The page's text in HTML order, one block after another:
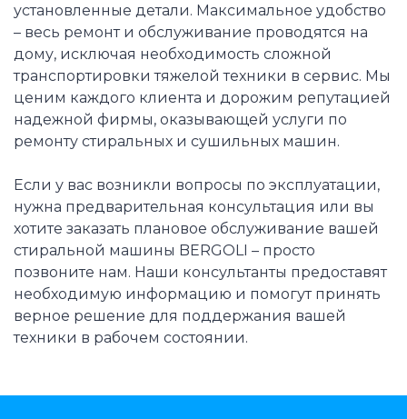
установленные детали. Максимальное удобство
– весь ремонт и обслуживание проводятся на
дому, исключая необходимость сложной
транспортировки тяжелой техники в сервис. Мы
ценим каждого клиента и дорожим репутацией
надежной фирмы, оказывающей услуги по
ремонту стиральных и сушильных машин.
Если у вас возникли вопросы по эксплуатации,
нужна предварительная консультация или вы
хотите заказать плановое обслуживание вашей
стиральной машины BERGOLI – просто
позвоните нам. Наши консультанты предоставят
необходимую информацию и помогут принять
верное решение для поддержания вашей
техники в рабочем состоянии.